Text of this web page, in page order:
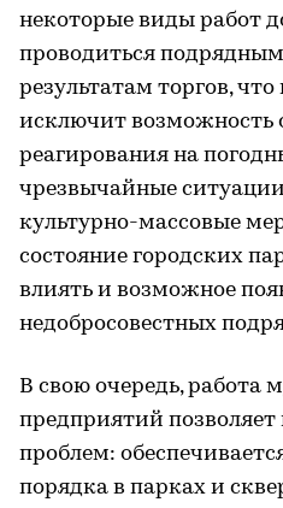
некоторые виды работ
проводиться
результатам торгов,
исключит возможность
реагирования на
чрезвычайные
культурно-массовые
состояние городских
влиять и возможное
недобросовестных
В свою очередь, работа
предприятий позволяет
проблем:
порядка в парках и